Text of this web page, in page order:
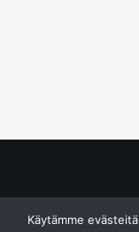
Käytämme